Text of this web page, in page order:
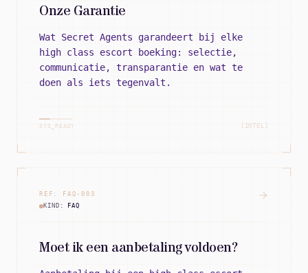
Onze Garantie
Wat Secret Agents garandeert bij elke
high class escort boeking: selectie,
communicatie, transparantie en wat te
doen als iets tegenvalt.
SYS_READY [INTEL]
REF: FAQ -003
KIND:
FAQ
Moet ik een aanbetaling voldoen?